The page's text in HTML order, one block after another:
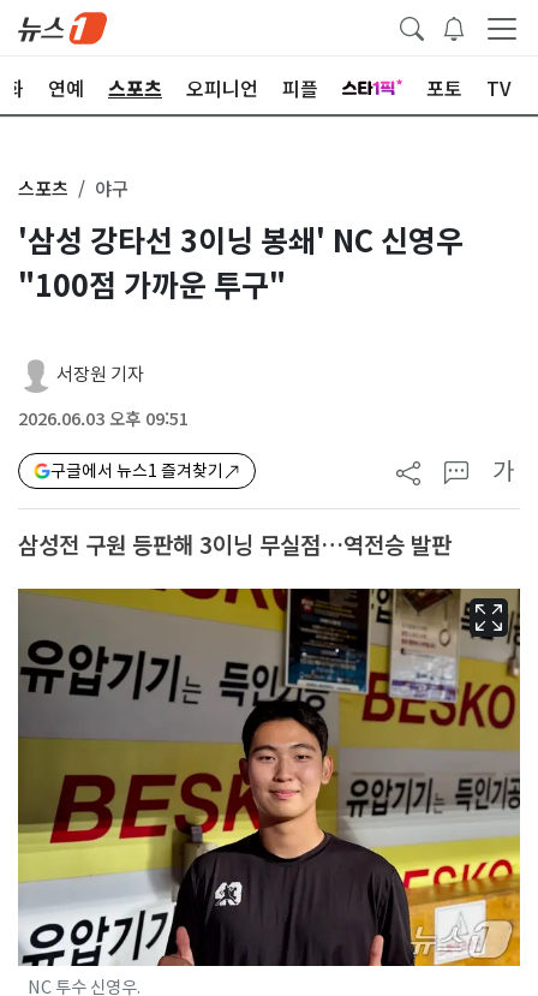
화 연예 스포츠 오피니언 피플 포토 TV
스포츠 야구
'삼성 강타선 3이닝 봉쇄' NC 신영우
"100점 가까운 투구"
서장원 기자
2026.06.03 오후 09:51
구글에서 뉴스1 즐겨찾기 가
삼성전 구원 등판해 3이닝 무실점…역전승 발판
NC 투수 신영우.